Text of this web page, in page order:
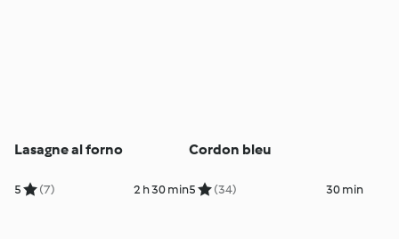
Lasagne al forno
5 (7) 2 h 30 min
Cordon bleu
5 (34) 30 min